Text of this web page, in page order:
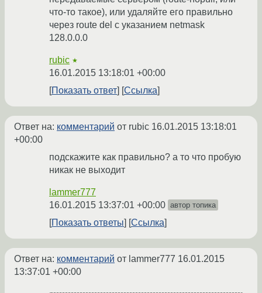
что-то такое), или удаляйте его правильно
через route del с указанием netmask
128.0.0.0
rubic ★
16.01.2015 13:18:01 +00:00
Показать ответ
Ссылка
Ответ на: комментарий от rubic 16.01.2015 13:18:01
+00:00
подскажите как правильно? а то что пробую
никак не выходит
lammer777
16.01.2015 13:37:01 +00:00 автор топика
Показать ответы Ссылка
Ответ на: комментарий от lammer777 16.01.2015
13:37:01 +00:00